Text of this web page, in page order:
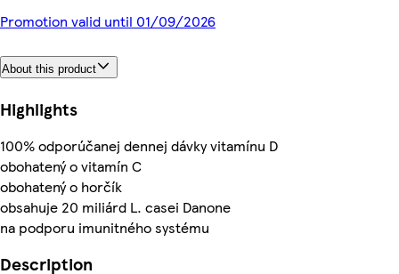
Promotion valid until 01/09/2026
About this product
Highlights
100% odporúčanej dennej dávky vitamínu D
obohatený o vitamín C
obohatený o horčík
obsahuje 20 miliárd L. casei Danone
na podporu imunitného systému
Description